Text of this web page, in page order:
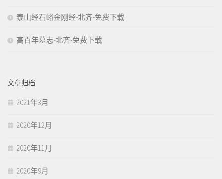
泰山经石峪金刚经-北齐-免费下载
高百年墓志-北齐-免费下载
文章归档
2021年3月
2020年12月
2020年11月
2020年9月